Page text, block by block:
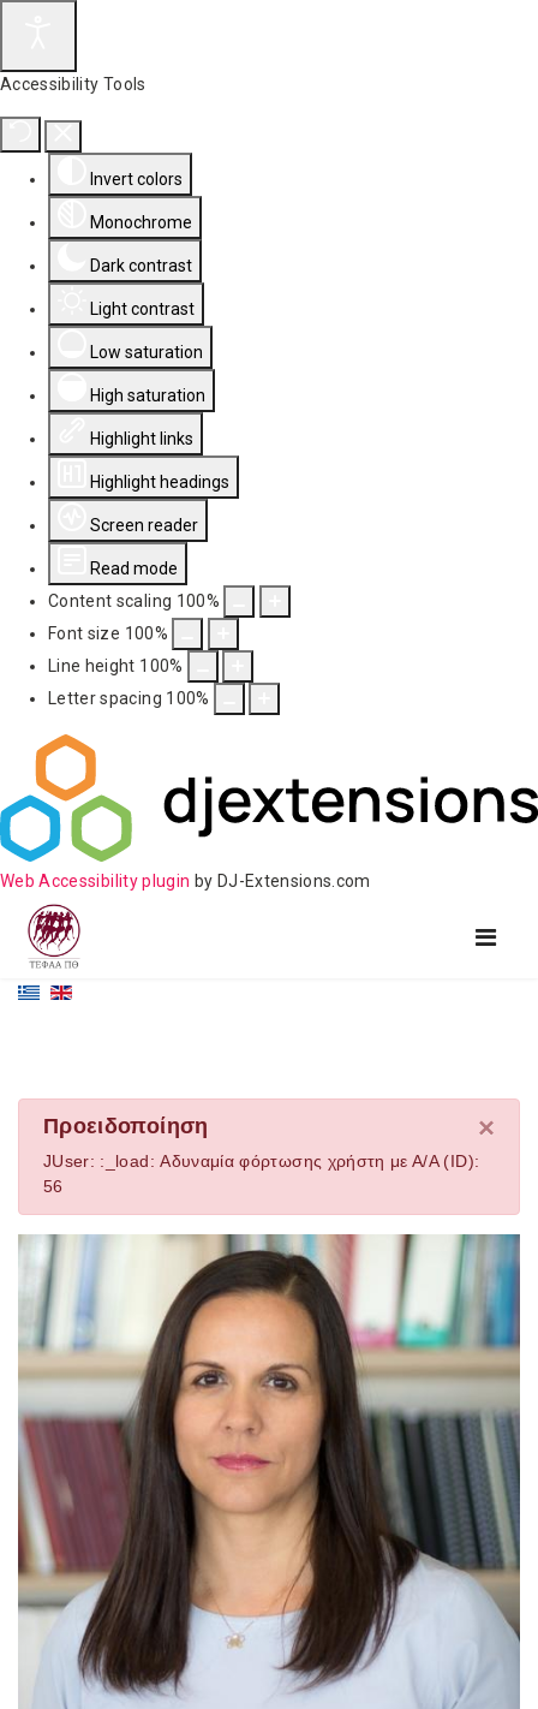
Accessibility Tools
Invert colors
Monochrome
Dark contrast
Light contrast
Low saturation
High saturation
Highlight links
Highlight headings
Screen reader
Read mode
Content scaling 100%
Font size 100%
Line height 100%
Letter spacing 100%
Web Accessibility plugin by DJ-Extensions.com
×
Προειδοποίηση
JUser: :_load: Αδυναμία φόρτωσης χρήστη με Α/Α (ID):
56